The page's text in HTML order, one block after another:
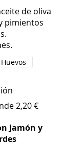
de oliva
pimientos
Huevos
2,20 €
Jamón y